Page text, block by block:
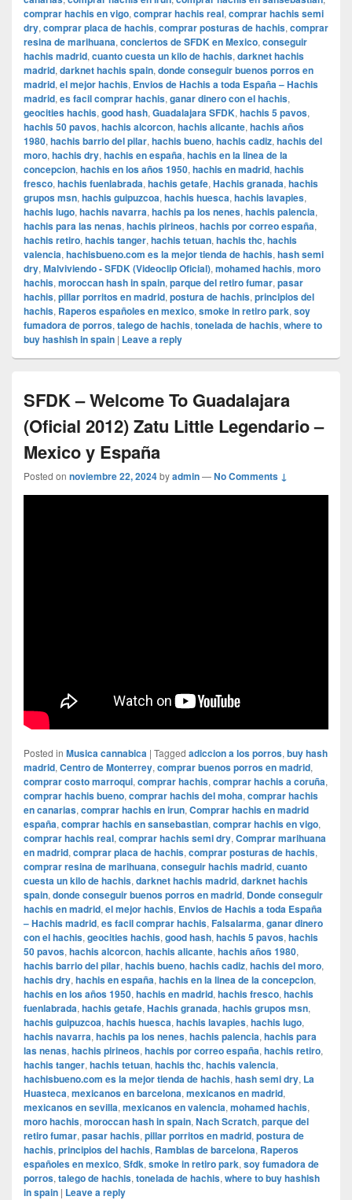
comprar hachis en vigo, comprar hachis real, comprar hachis semi
dry, comprar placa de hachis, comprar posturas de hachis, comprar
resina de marihuana, conciertos de SFDK en Mexico, conseguir
hachis madrid, cuanto cuesta un kilo de hachis, darknet hachis
madrid, darknet hachis spain, donde conseguir buenos porros en
madrid, el mejor hachis, Envios de Hachis a toda España – Hachis
madrid, es facil comprar hachis, ganar dinero con el hachis,
geocities hachis, good hash, Guadalajara SFDK, hachis 5 pavos,
hachis 50 pavos, hachis alcorcon, hachis alicante, hachis años
1980, hachis barrio del pilar, hachis bueno, hachis cadiz, hachis del
moro, hachis dry, hachis en españa, hachis en la linea de la
concepcion, hachis en los años 1950, hachis en madrid, hachis
fresco, hachis fuenlabrada, hachis getafe, Hachis granada, hachis
grupos msn, hachis guipuzcoa, hachis huesca, hachis lavapies,
hachis lugo, hachis navarra, hachis pa los nenes, hachis palencia,
hachis para las nenas, hachis pirineos, hachis por correo españa,
hachis retiro, hachis tanger, hachis tetuan, hachis thc, hachis
valencia, hachisbueno.com es la mejor tienda de hachis, hash semi
dry, Malviviendo - SFDK (Videoclip Oficial), mohamed hachis, moro
hachis, moroccan hash in spain, parque del retiro fumar, pasar
hachis, pillar porritos en madrid, postura de hachis, principios del
hachis, Raperos españoles en mexico, smoke in retiro park, soy
fumadora de porros, talego de hachis, tonelada de hachis, where to
buy hashish in spain | Leave a reply
SFDK – Welcome To Guadalajara
(Oficial 2012) Zatu Little Legendario –
Mexico y España
Posted on noviembre 22, 2024byadmin—No Comments ↓
Posted in Musica cannabica | Tagged adiccion a los porros, buy hash
madrid, Centro de Monterrey, comprar buenos porros en madrid,
comprar costo marroqui, comprar hachis, comprar hachis a coruña,
comprar hachis bueno, comprar hachis del moha, comprar hachis
en canarias, comprar hachis en irun, Comprar hachis en madrid
españa, comprar hachis en sansebastian, comprar hachis en vigo,
comprar hachis real, comprar hachis semi dry, Comprar marihuana
en madrid, comprar placa de hachis, comprar posturas de hachis,
comprar resina de marihuana, conseguir hachis madrid, cuanto
cuesta un kilo de hachis, darknet hachis madrid, darknet hachis
spain, donde conseguir buenos porros en madrid, Donde conseguir
hachis en madrid, el mejor hachis, Envios de Hachis a toda España
– Hachis madrid, es facil comprar hachis, Falsalarma, ganar dinero
con el hachis, geocities hachis, good hash, hachis 5 pavos, hachis
50 pavos, hachis alcorcon, hachis alicante, hachis años 1980,
hachis barrio del pilar, hachis bueno, hachis cadiz, hachis del moro,
hachis dry, hachis en españa, hachis en la linea de la concepcion,
hachis en los años 1950, hachis en madrid, hachis fresco, hachis
fuenlabrada, hachis getafe, Hachis granada, hachis grupos msn,
hachis guipuzcoa, hachis huesca, hachis lavapies, hachis lugo,
hachis navarra, hachis pa los nenes, hachis palencia, hachis para
las nenas, hachis pirineos, hachis por correo españa, hachis retiro,
hachis tanger, hachis tetuan, hachis thc, hachis valencia,
hachisbueno.com es la mejor tienda de hachis, hash semi dry, La
Huasteca, mexicanos en barcelona, mexicanos en madrid,
mexicanos en sevilla, mexicanos en valencia, mohamed hachis,
moro hachis, moroccan hash in spain, Nach Scratch, parque del
retiro fumar, pasar hachis, pillar porritos en madrid, postura de
hachis, principios del hachis, Ramblas de barcelona, Raperos
españoles en mexico, Sfdk, smoke in retiro park, soy fumadora de
porros, talego de hachis, tonelada de hachis, where to buy hashish
in spain | Leave a reply